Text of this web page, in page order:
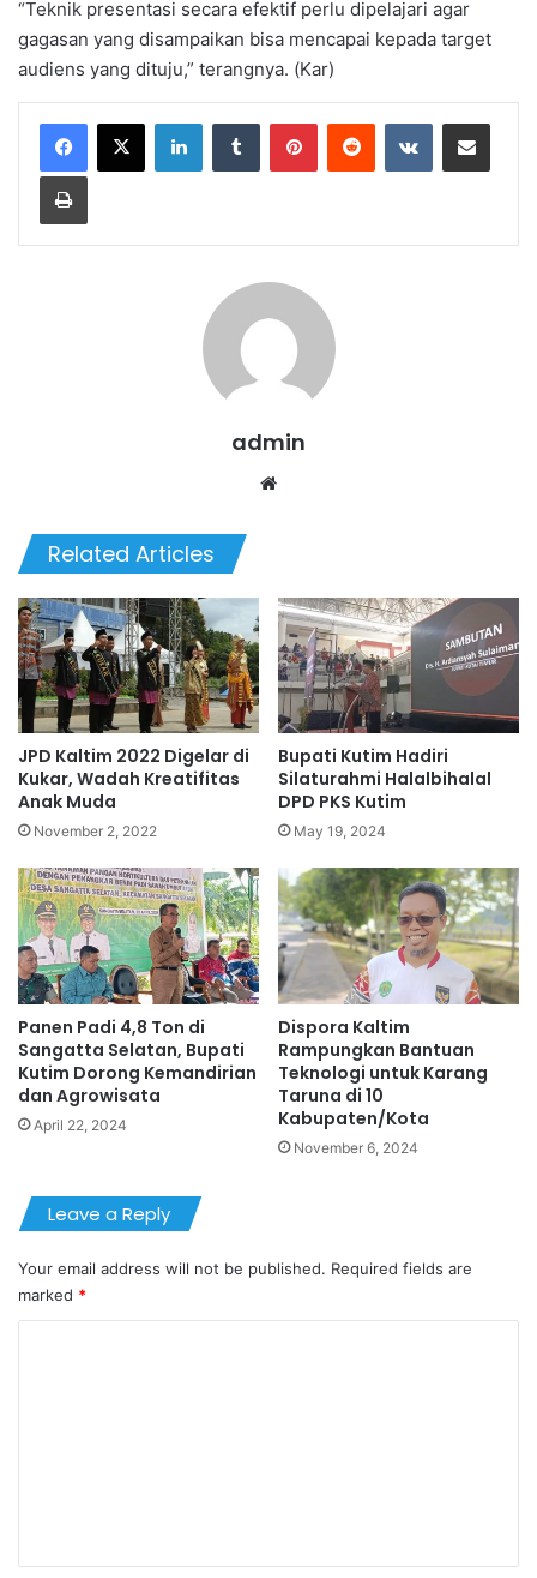
“Teknik presentasi secara efektif perlu dipelajari agar
gagasan yang disampaikan bisa mencapai kepada target
audiens yang dituju,” terangnya. (Kar)
admin
Related Articles
JPD Kaltim 2022 Digelar di
Kukar, Wadah Kreatifitas
Anak Muda
November 2, 2022
Bupati Kutim Hadiri
Silaturahmi Halalbihalal
DPD PKS Kutim
May 19, 2024
Panen Padi 4,8 Ton di
Sangatta Selatan, Bupati
Kutim Dorong Kemandirian
dan Agrowisata
April 22, 2024
Dispora Kaltim
Rampungkan Bantuan
Teknologi untuk Karang
Taruna di 10
Kabupaten/Kota
November 6, 2024
Leave a Reply
Your email address will not be published. Required fields are
marked *